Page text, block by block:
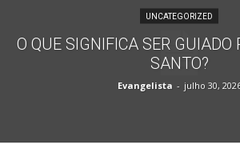
UNCATEGORIZED
O QUE SIGNIFICA SER GUIADO
SANTO?
Evangelista - julho 30,